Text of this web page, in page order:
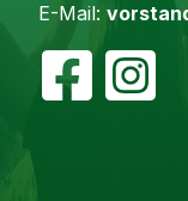
E-Mail: